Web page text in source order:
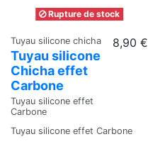
Rupture de stock
Tuyau silicone chicha
Tuyau silicone
Chicha effet
Carbone
Tuyau silicone effet
Carbone
8,90 €
Tuyau silicone effet Carbone